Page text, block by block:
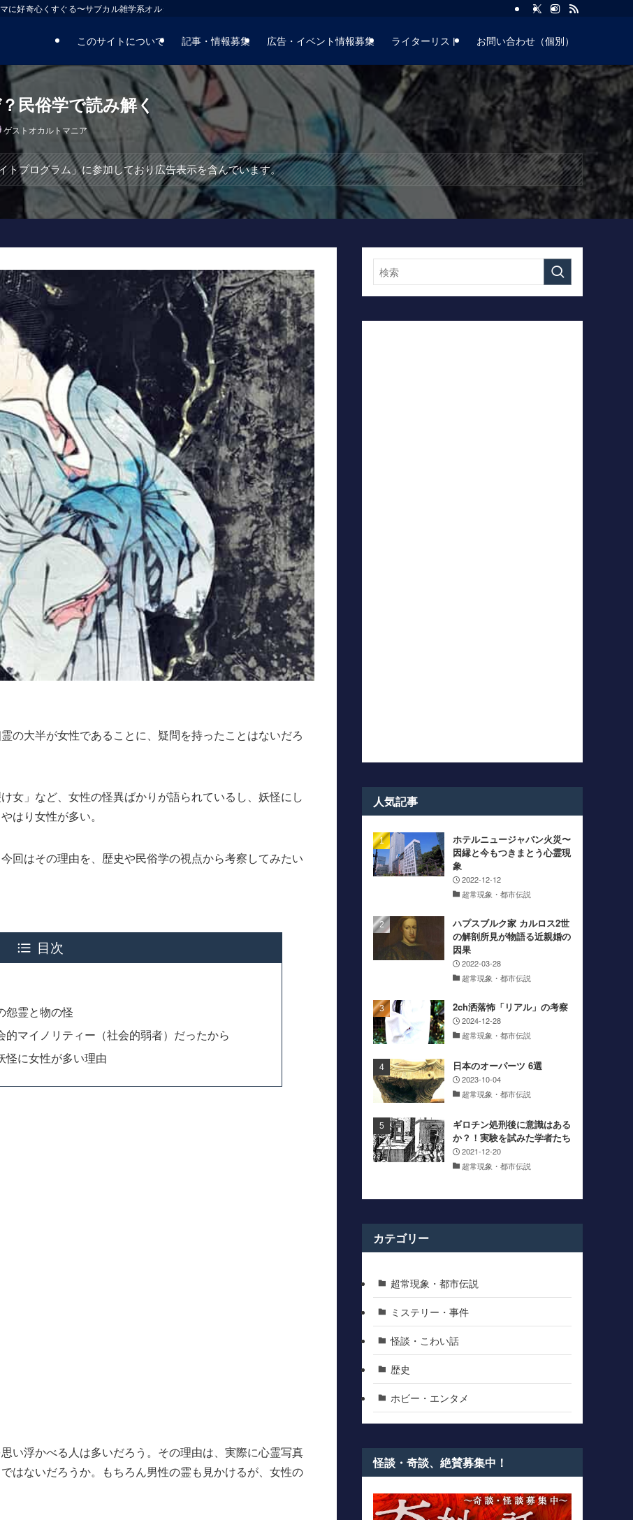
好奇心くすぐる〜サブカル雑学系オルタナティブサイト
このサイトについて 記事・情報募集 広告・イベント情報募集 ライターリスト お問い合わせ（個別）
民俗学で読み解く
ゲストオカルトマニア
トプログラム」に参加しており広告表示を含んでいます。
の大半が女性であることに、疑問を持ったことはないだろ
女」など、女性の怪異ばかりが語られているし、妖怪にし
はり女性が多い。
はその理由を、歴史や民俗学の視点から考察してみたい
目次
怨霊と物の怪
マイノリティー（社会的弱者）だったから
怪に女性が多い理由
い浮かべる人は多いだろう。その理由は、実際に心霊写真
はないだろうか。もちろん男性の霊も見かけるが、女性の
人気記事
ホテルニュージャパン火災〜
因縁と今もつきまとう心霊現
象
2022-12-12
超常現象・都市伝説
ハプスブルク家 カルロス2世
の解剖所見が物語る近親婚の
因果
2022-03-28
超常現象・都市伝説
2ch洒落怖「リアル」の考察
2024-12-28
超常現象・都市伝説
日本のオーパーツ 6選
2023-10-04
超常現象・都市伝説
ギロチン処刑後に意識はある
か？！実験を試みた学者たち
2021-12-20
超常現象・都市伝説
カテゴリー
超常現象・都市伝説
ミステリー・事件
怪談・こわい話
歴史
ホビー・エンタメ
怪談・奇談、絶賛募集中！